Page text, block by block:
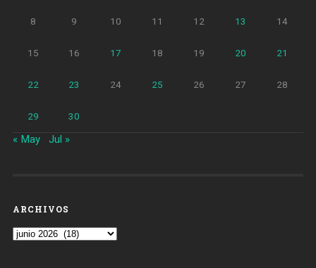
8 9 10 11 12 13 14
15 16 17 18 19 20 21
22 23 24 25 26 27 28
29 30
« May Jul »
ARCHIVOS
Archivos